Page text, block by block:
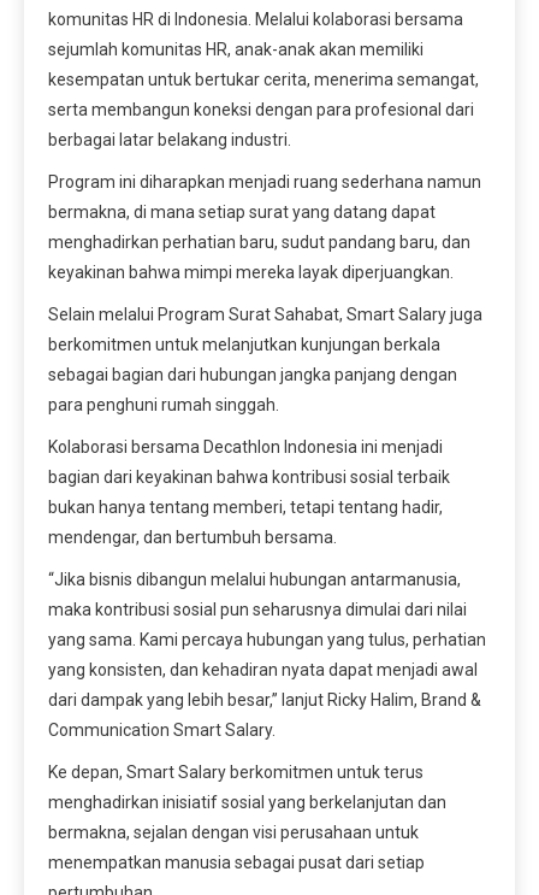
komunitas HR di Indonesia. Melalui kolaborasi bersama
sejumlah komunitas HR, anak-anak akan memiliki
kesempatan untuk bertukar cerita, menerima semangat,
serta membangun koneksi dengan para profesional dari
berbagai latar belakang industri.
Program ini diharapkan menjadi ruang sederhana namun
bermakna, di mana setiap surat yang datang dapat
menghadirkan perhatian baru, sudut pandang baru, dan
keyakinan bahwa mimpi mereka layak diperjuangkan.
Selain melalui Program Surat Sahabat, Smart Salary juga
berkomitmen untuk melanjutkan kunjungan berkala
sebagai bagian dari hubungan jangka panjang dengan
para penghuni rumah singgah.
Kolaborasi bersama Decathlon Indonesia ini menjadi
bagian dari keyakinan bahwa kontribusi sosial terbaik
bukan hanya tentang memberi, tetapi tentang hadir,
mendengar, dan bertumbuh bersama.
“Jika bisnis dibangun melalui hubungan antarmanusia,
maka kontribusi sosial pun seharusnya dimulai dari nilai
yang sama. Kami percaya hubungan yang tulus, perhatian
yang konsisten, dan kehadiran nyata dapat menjadi awal
dari dampak yang lebih besar,” lanjut Ricky Halim, Brand &
Communication Smart Salary.
Ke depan, Smart Salary berkomitmen untuk terus
menghadirkan inisiatif sosial yang berkelanjutan dan
bermakna, sejalan dengan visi perusahaan untuk
menempatkan manusia sebagai pusat dari setiap